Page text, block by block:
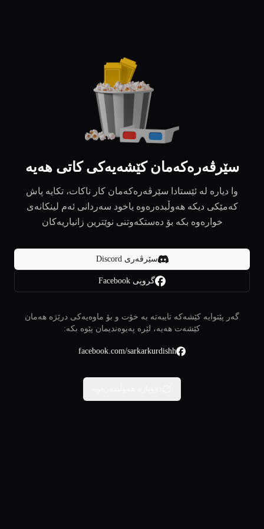
سێرڤەرەکەمان کێشەیەکی کاتی هەیە
وا دیارە لە ئێستادا سێرڤەرەکەمان کار ناکات، تکایە پاش
کەمێکی دیکە هەوڵبدەرەوە یاخود سەردانی ئەم لینکانەی
خوارەوە بکە بۆ دەستکەوتنی نوێترین زانیاریەکان
سێرڤەری Discord
گروپی Facebook
گەر پێتوایە کێشەکە تایبەتە بە خۆت و بۆ ماوەیەکی درێژە هەمان
کێشەت هەیە، لێرە پەیوەندیمان پێوە بکە:
facebook.com/sarkarkurdishh